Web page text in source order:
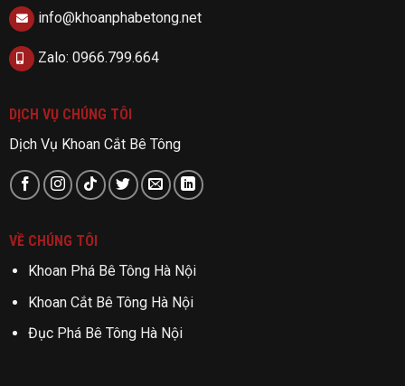
info@khoanphabetong.net
Zalo: 0966.799.664
DỊCH VỤ CHÚNG TÔI
Dịch Vụ Khoan Cắt Bê Tông
VỀ CHÚNG TÔI
Khoan Phá Bê Tông Hà Nội
Khoan Cắt Bê Tông Hà Nội
Đục Phá Bê Tông Hà Nội